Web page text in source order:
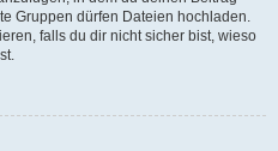
Gruppen dürfen Dateien hochladen.
falls du dir nicht sicher bist, wieso